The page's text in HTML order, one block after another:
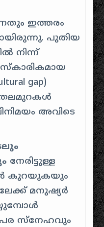
ഇത്തരം
പുതിയ
നിന്ന്
gap)
തലമുറകൾ
അവിടെ
നേരിട്ടുള്ള
കുറയുകയും
മനുഷ്യർ
സ്നേഹവും